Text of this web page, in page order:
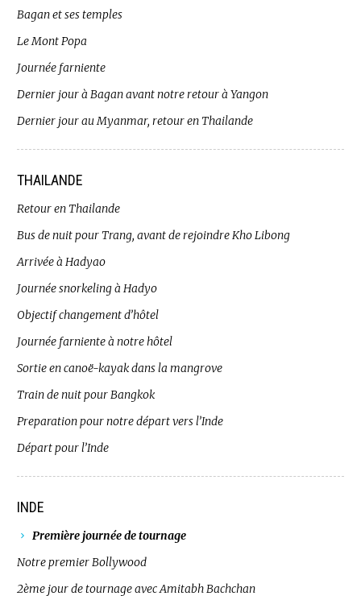
Bagan et ses temples
Le Mont Popa
Journée farniente
Dernier jour à Bagan avant notre retour à Yangon
Dernier jour au Myanmar, retour en Thailande
THAILANDE
Retour en Thailande
Bus de nuit pour Trang, avant de rejoindre Kho Libong
Arrivée à Hadyao
Journée snorkeling à Hadyo
Objectif changement d’hôtel
Journée farniente à notre hôtel
Sortie en canoë-kayak dans la mangrove
Train de nuit pour Bangkok
Preparation pour notre départ vers l’Inde
Départ pour l’Inde
INDE
Première journée de tournage
Notre premier Bollywood
2ème jour de tournage avec Amitabh Bachchan